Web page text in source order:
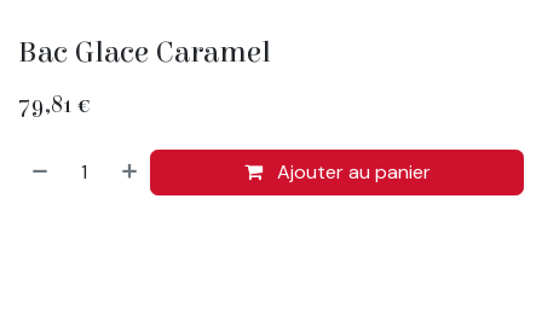
Bac Glace Caramel
79,81 €
Ajouter au panier